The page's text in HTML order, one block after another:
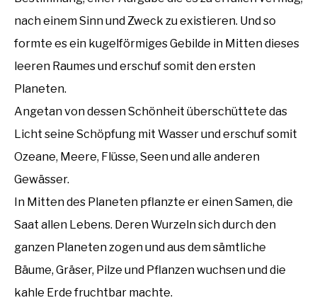
nach einem Sinn und Zweck zu existieren. Und so
formte es ein kugelförmiges Gebilde in Mitten dieses
leeren Raumes und erschuf somit den ersten
Planeten.
Angetan von dessen Schönheit überschüttete das
Licht seine Schöpfung mit Wasser und erschuf somit
Ozeane, Meere, Flüsse, Seen und alle anderen
Gewässer.
In Mitten des Planeten pflanzte er einen Samen, die
Saat allen Lebens. Deren Wurzeln sich durch den
ganzen Planeten zogen und aus dem sämtliche
Bäume, Gräser, Pilze und Pflanzen wuchsen und die
kahle Erde fruchtbar machte.